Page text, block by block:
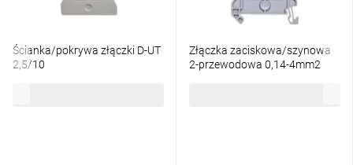
Ścianka/pokrywa złączki D-UT
2,5/10
Złączka zaciskowa/szynowa
2-przewodowa 0,14-4mm2